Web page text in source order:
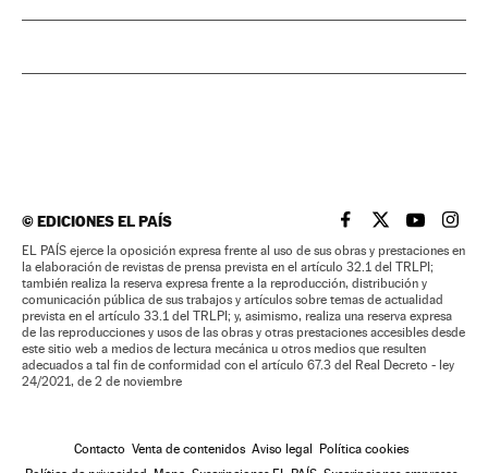
©EDICIONES EL PAÍS EL PAÍS BRASIL EN
EL PAÍSEL PAÍS
EL
EL PAÍS ejerce la oposición expresa frente al uso de sus obras y prestaciones en
la elaboración de revistas de prensa prevista en el artículo 32.1 del TRLPI;
también realiza la reserva expresa frente a la reproducción, distribución y
comunicación pública de sus trabajos y artículos sobre temas de actualidad
prevista en el artículo 33.1 del TRLPI; y, asimismo, realiza una reserva expresa
de las reproducciones y usos de las obras y otras prestaciones accesibles desde
este sitio web a medios de lectura mecánica u otros medios que resulten
adecuados a tal fin de conformidad con el artículo 67.3 del Real Decreto - ley
24/2021, de 2 de noviembre
Contacto Venta de contenidos Aviso legal Política cookies